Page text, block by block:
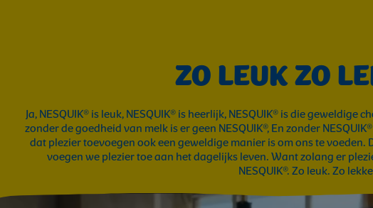
ZO LEUK ZO
Ja, NESQUIK® is leuk, NESQUIK® is heerlijk, NESQUIK® is die
zonder de goedheid van melk is er geen NESQUIK®, En zonder
dat plezier toevoegen ook een geweldige manier is om ons te voeden.
voegen we plezier toe aan het dagelijks leven. Want zolang er
NESQUIK®. Zo leuk. Zo